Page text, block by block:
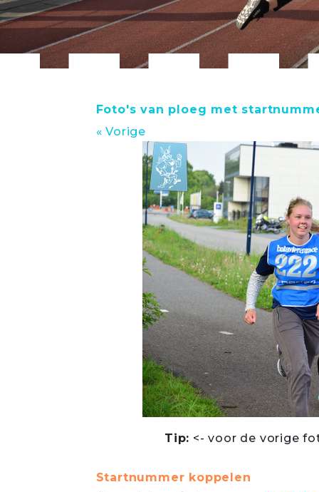
Foto's van ploeg met
« Vorige
Tip: <- voor de vorige
Startnummer koppelen